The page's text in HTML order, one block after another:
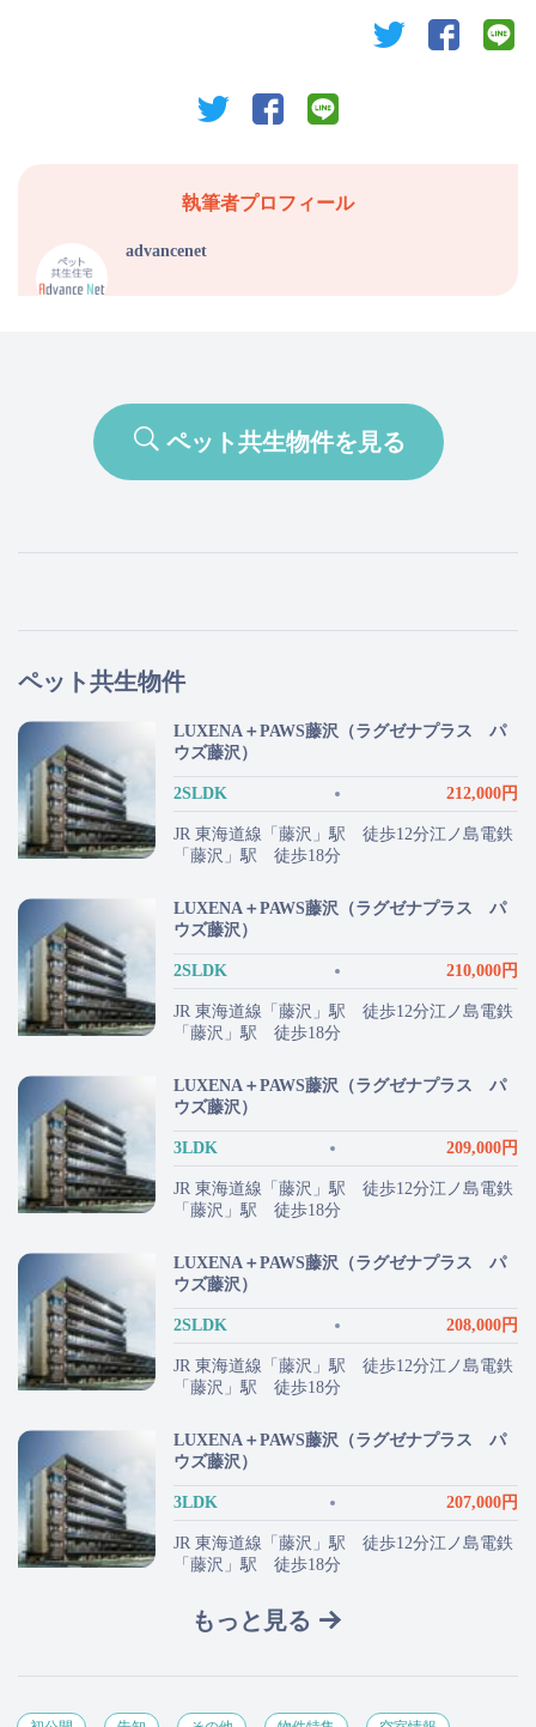
twitter facebook
twitter facebook
執筆者プロフィール
advancenet
ペット共生物件を見る
ペット共生物件
LUXENA＋PAWS藤沢（ラグゼナプラス パ
ウズ藤沢）
2SLDK 212,000円
JR 東海道線「藤沢」駅 徒歩12分江ノ島電鉄
「藤沢」駅 徒歩18分
LUXENA＋PAWS藤沢（ラグゼナプラス パ
ウズ藤沢）
2SLDK 210,000円
JR 東海道線「藤沢」駅 徒歩12分江ノ島電鉄
「藤沢」駅 徒歩18分
LUXENA＋PAWS藤沢（ラグゼナプラス パ
ウズ藤沢）
3LDK 209,000円
JR 東海道線「藤沢」駅 徒歩12分江ノ島電鉄
「藤沢」駅 徒歩18分
LUXENA＋PAWS藤沢（ラグゼナプラス パ
ウズ藤沢）
2SLDK 208,000円
JR 東海道線「藤沢」駅 徒歩12分江ノ島電鉄
「藤沢」駅 徒歩18分
LUXENA＋PAWS藤沢（ラグゼナプラス パ
ウズ藤沢）
3LDK 207,000円
JR 東海道線「藤沢」駅 徒歩12分江ノ島電鉄
「藤沢」駅 徒歩18分
もっと見る